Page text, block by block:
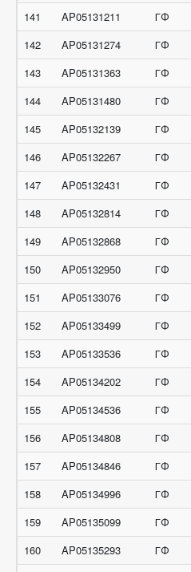
141 AP05131211 ГФ
142
AP05131274 ГФ
143
AP05131363 ГФ
144
AP05131480 ГФ
145
AP05132139 ГФ
146
AP05132267 ГФ
147
AP05132431 ГФ
148
AP05132814 ГФ
149
AP05132868 ГФ
150
AP05132950 ГФ
151
AP05133076 ГФ
152
AP05133499 ГФ
153
AP05133536 ГФ
154
AP05134202 ГФ
155
AP05134536 ГФ
156
AP05134808 ГФ
157
AP05134846 ГФ
158
AP05134996 ГФ
159
AP05135099 ГФ
160
AP05135293 ГФ